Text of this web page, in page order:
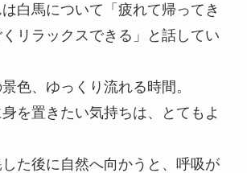
白馬について「疲れて帰ってき
リラックスできる」と話してい
色、ゆっくり流れる時間。
を置きたい気持ちは、とてもよ
た後に自然へ向かうと、呼吸が